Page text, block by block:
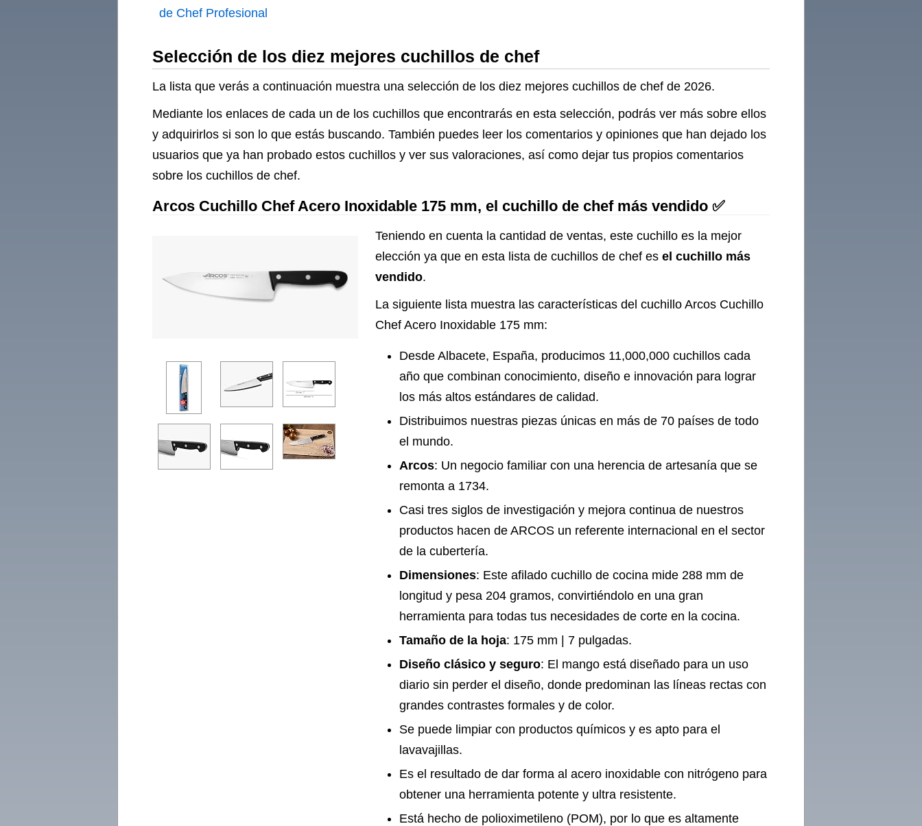
de Chef Profesional
Cocina
Selección de los diez mejores cuchillos de chef
La lista que verás a continuación muestra una selección de los diez mejores cuchillos de chef de 2026.
Mediante los enlaces de cada un de los cuchillos que encontrarás en esta selección, podrás ver más sobre ellos
y adquirirlos si son lo que estás buscando. También puedes leer los comentarios y opiniones que han dejado los
usuarios que ya han probado estos cuchillos y ver sus valoraciones, así como dejar tus propios comentarios
sobre los cuchillos de chef.
Arcos Cuchillo Chef Acero Inoxidable 175 mm, el cuchillo de chef más vendido ✅
Teniendo en cuenta la cantidad de ventas, este cuchillo es la mejor
elección ya que en esta lista de cuchillos de chef es el cuchillo más
vendido.
La siguiente lista muestra las características del cuchillo Arcos Cuchillo
Chef Acero Inoxidable 175 mm:
Desde Albacete, España, producimos 11,000,000 cuchillos cada
año que combinan conocimiento, diseño e innovación para lograr
los más altos estándares de calidad.
Distribuimos nuestras piezas únicas en más de 70 países de todo
el mundo.
Arcos: Un negocio familiar con una herencia de artesanía que se
remonta a 1734.
Casi tres siglos de investigación y mejora continua de nuestros
productos hacen de ARCOS un referente internacional en el sector
de la cubertería.
Dimensiones: Este afilado cuchillo de cocina mide 288 mm de
longitud y pesa 204 gramos, convirtiéndolo en una gran
herramienta para todas tus necesidades de corte en la cocina.
Tamaño de la hoja: 175 mm | 7 pulgadas.
Diseño clásico y seguro: El mango está diseñado para un uso
diario sin perder el diseño, donde predominan las líneas rectas con
grandes contrastes formales y de color.
Se puede limpiar con productos químicos y es apto para el
lavavajillas.
Es el resultado de dar forma al acero inoxidable con nitrógeno para
obtener una herramienta potente y ultra resistente.
Está hecho de polioximetileno (POM), por lo que es altamente